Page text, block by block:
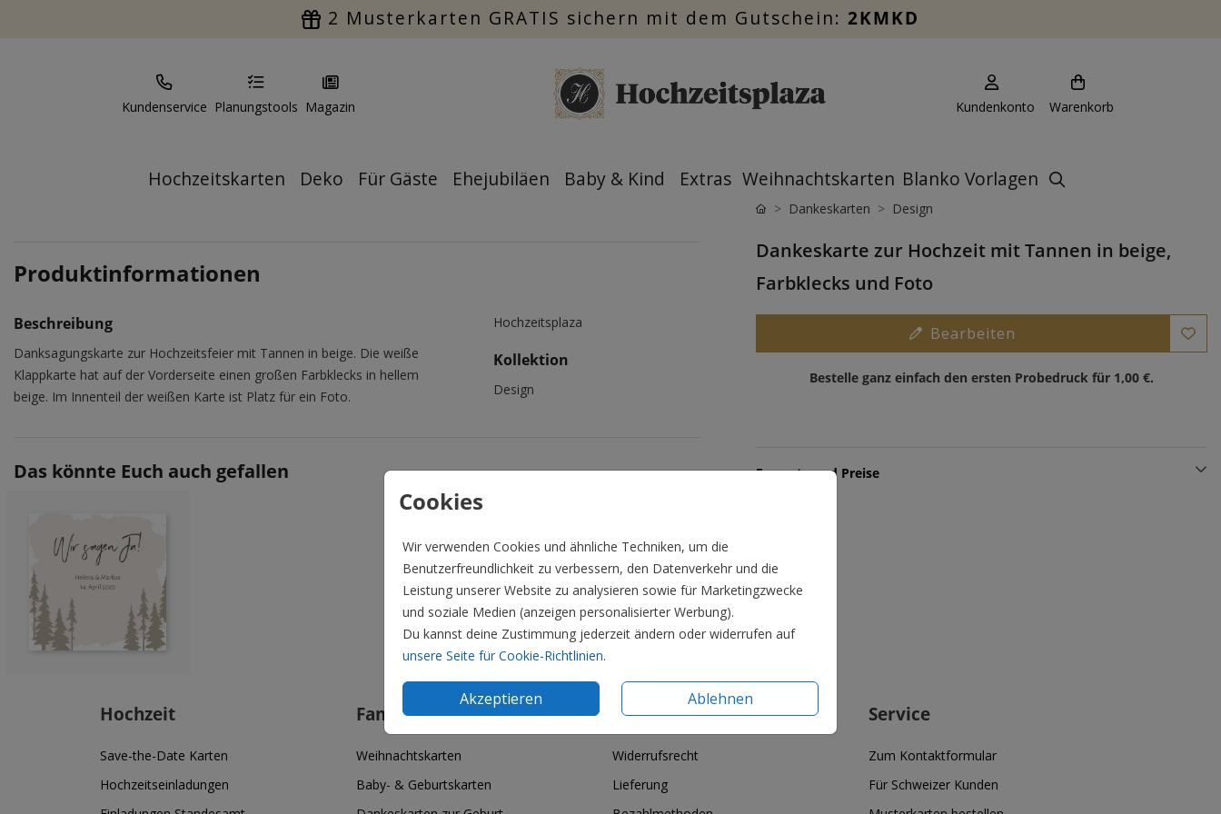
2 Musterkarten GRATIS sichern mit dem Gutschein: 2KMKD
Kundenservice Planungstools Magazin Kundenkonto Warenkorb
Hochzeitskarten Deko Für Gäste Ehejubiläen Baby & Kind Extras Weihnachtskarten Blanko Vorlagen
Cookies
Wir verwenden Cookies und ähnliche Techniken, um die
Benutzerfreundlichkeit zu verbessern, den Datenverkehr und die
Leistung unserer Website zu analysieren sowie für Marketingzwecke
und soziale Medien (anzeigen personalisierter Werbung).
Du kannst deine Zustimmung jederzeit ändern oder widerrufen auf
unsere Seite für Cookie-Richtlinien.
Akzeptieren Ablehnen
Produktinformationen
Beschreibung
Danksagungskarte zur Hochzeitsfeier mit Tannen in beige. Die weiße
Klappkarte hat auf der Vorderseite einen großen Farbklecks in hellem
beige. Im Innenteil der weißen Karte ist Platz für ein Foto.
Hochzeitsplaza
Kollektion
Design
Das könnte Euch auch gefallen
Dankeskarten Design
Dankeskarte zur Hochzeit mit Tannen in beige,
Farbklecks und Foto
Bearbeiten
Bestelle ganz einfach den ersten Probedruck für 1,00 €.
Formate und Preise
Hochzeit
Save-the-Date Karten
Hochzeitseinladungen
Familie & Feiertage
Weihnachtskarten
Baby- & Geburtskarten
Informationen
Widerrufsrecht
Lieferung
Service
Zum Kontaktformular
Für Schweizer Kunden